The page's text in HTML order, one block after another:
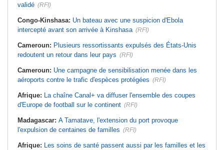
validé (RFI)
Congo-Kinshasa: Un bateau avec une suspicion d'Ebola
intercepté avant son arrivée à Kinshasa (RFI)
Cameroun: Plusieurs ressortissants expulsés des États-Unis
redoutent un retour dans leur pays (RFI)
Cameroun: Une campagne de sensibilisation menée dans les
aéroports contre le trafic d'espèces protégées (RFI)
Afrique: La chaîne Canal+ va diffuser l'ensemble des coupes
d'Europe de football sur le continent (RFI)
Madagascar: A Tamatave, l'extension du port provoque
l'expulsion de centaines de familles (RFI)
Afrique: Les soins de santé passent aussi par les familles et les